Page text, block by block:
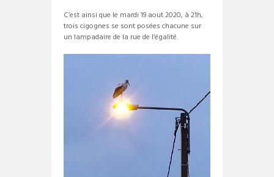
C’est ainsi que le mardi 19 aout 2020, à 21h,
trois cigognes se sont posées chacune sur
un lampadaire de la rue de l’égalité.